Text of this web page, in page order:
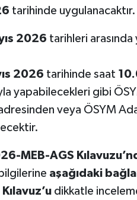
tarihinde uygulanacaktır.
2026 tarihleri arasında
2026 tarihinde saat
yapabilecekleri gibi
veya ÖSYM
MEB-AGS
aşağıdaki
Kılavuz’udikkatle